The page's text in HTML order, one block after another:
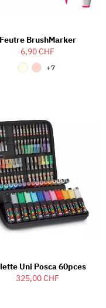
Feutre BrushMarker
6,90 CHF
+7
Uni Posca 60pces
325,00 CHF